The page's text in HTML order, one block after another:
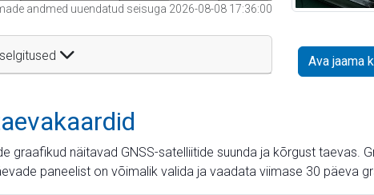
andmed uuendatud seisuga 2026-08-08 17:36:00
Ava jaama
graafikud näitavad GNSS-satelliitide suunda ja kõrgust taevas.
paneelist on võimalik valida ja vaadata viimase 30 päeva